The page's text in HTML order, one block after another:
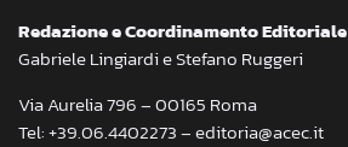
Redazione e Coordinamento Editoriale
Gabriele Lingiardi e Stefano Ruggeri
Via Aurelia 796 – 00165 Roma
Tel: +39.06.4402273 – editoria@acec.it